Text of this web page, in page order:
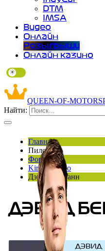
DTM
IMSA
Видео
Онлайн
Розыгрыши
Онлайн казино
QUEEN-OF-
Найти:
Главная
Пилоты
Формула Е
Kiro Race Co
Дэвид Бекманн
ДЭВИД
ДЭВИД